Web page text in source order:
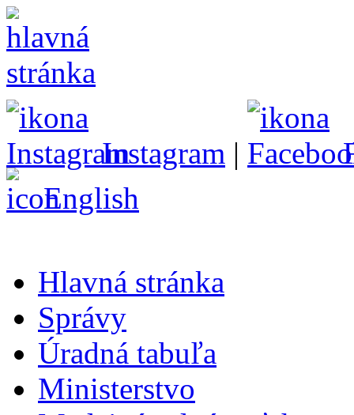
Instagram |
English
Hlavná stránka
Správy
Úradná tabuľa
Ministerstvo